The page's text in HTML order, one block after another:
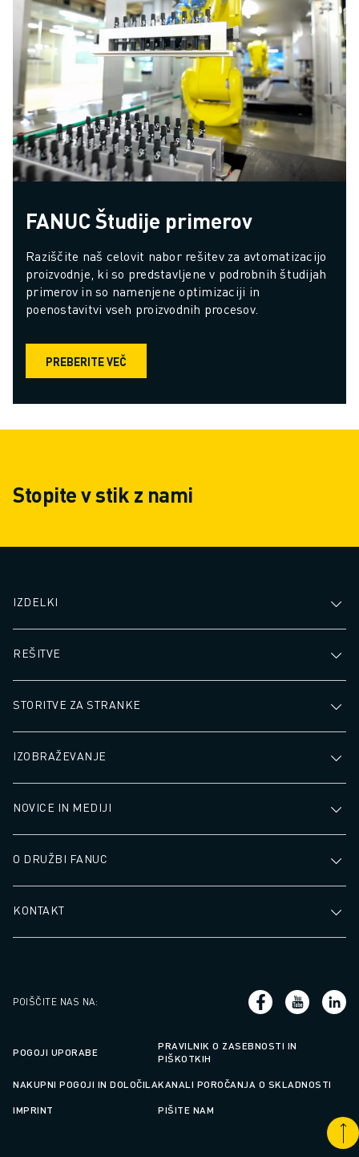
FANUC Študije primerov
Raziščite naš celovit nabor rešitev za avtomatizacijo
proizvodnje, ki so predstavljene v podrobnih študijah
primerov in so namenjene optimizaciji in
poenostavitvi vseh proizvodnih procesov.
PREBERITE VEČ
Stopite v stik z nami
IZDELKI
REŠITVE
STORITVE ZA STRANKE
IZOBRAŽEVANJE
NOVICE IN MEDIJI
O DRUŽBI FANUC
KONTAKT
POIŠČITE NAS NA:
POGOJI UPORABE
PRAVILNIK O ZASEBNOSTI IN
PIŠKOTKIH
NAKUPNI POGOJI IN DOLOČILAKANALI POROČANJA O SKLADNOSTI
IMPRINT PIŠITE NAM